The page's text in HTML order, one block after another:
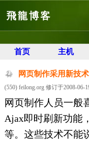
飛龍博客
首页
主机
网页制作采用新技
(550) feilong.org 修订于2008-06-
网页制作人员一般
Ajax即时刷新功能
等。这些技术不能